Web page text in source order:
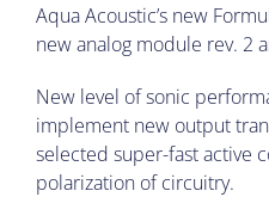
Aqua Acoustic’s new
new analog module rev. 2
New level of sonic
implement new output
selected super-fast active
polarization of circuitry.